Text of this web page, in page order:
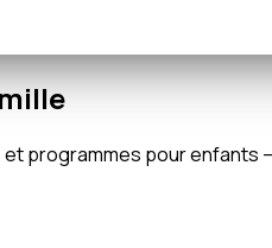
programmes pour enfants